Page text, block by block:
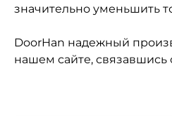
значительно уменьшить
DoorHan надежный
нашем сайте, связавшись